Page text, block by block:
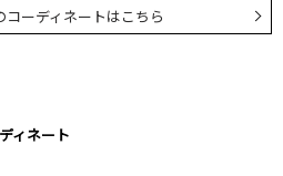
コーディネートはこちら
ィネート